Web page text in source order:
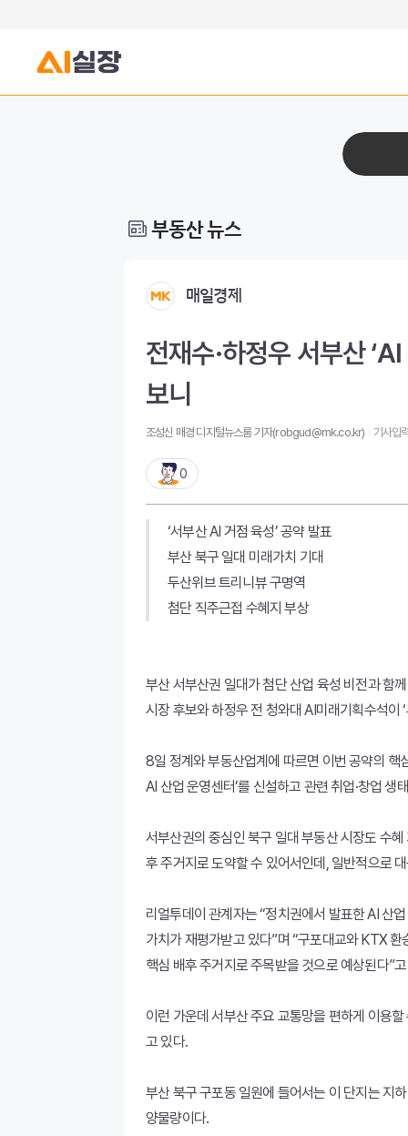
부동산 뉴스
매일경제
전재수·하정우 서부산
보니
조성신 매경 디지털뉴스룸 기자(robgud@mk.co.kr) 기사입
0
‘서부산 AI 거점 육성’ 공약 발표
부산 북구 일대 미래가치 기대
두산위브 트리니뷰 구명역
첨단 직주근접 수혜지 부상
부산 서부산권 일대가 첨단 산업 육성 비전과 함
시장 후보와 하정우 전 청와대 AI미래기획수석이
8일 정계와 부동산업계에 따르면 이번 공약의 핵
AI 산업 운영센터’를 신설하고 관련 취업·창업 생
서부산권의 중심인 북구 일대 부동산 시장도 수
후 주거지로 도약할 수 있어서인데, 일반적으로
리얼투데이 관계자는 “정치권에서 발표한 AI 산
가치가 재평가받고 있다”며 “구포대교와 KTX
핵심 배후 주거지로 주목받을 것으로 예상된다”
이런 가운데 서부산 주요 교통망을 편하게 이용
고 있다.
부산 북구 구포동 일원에 들어서는 이 단지는
양물량이다.